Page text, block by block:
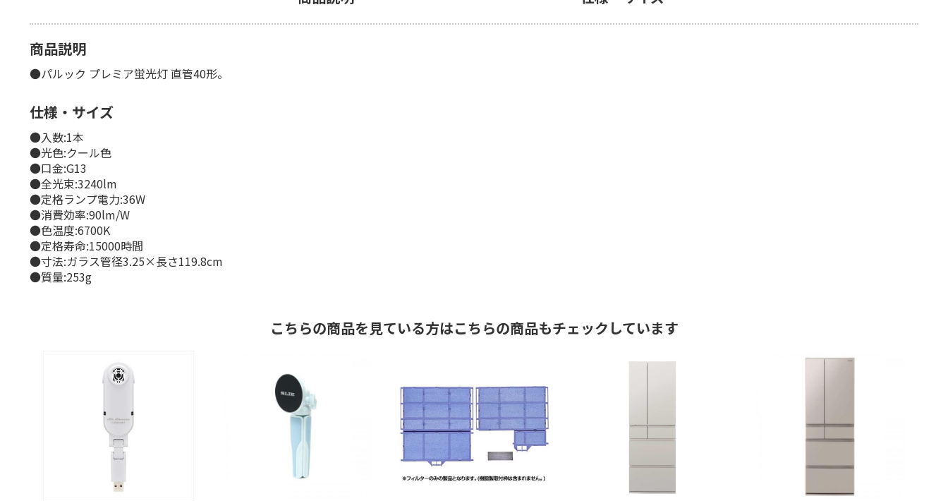
商品説明
●パルック プレミア蛍光灯 直管40形。
仕様・サイズ
●入数:1本
●光色:クール色
●口金:G13
●全光束:3240lm
●定格ランプ電力:36W
●消費効率:90lm/W
●色温度:6700K
●定格寿命:15000時間
●寸法:ガラス管径3.25×長さ119.8cm
●質量:253g
こちらの商品を見ている方はこちらの商品もチェックしています